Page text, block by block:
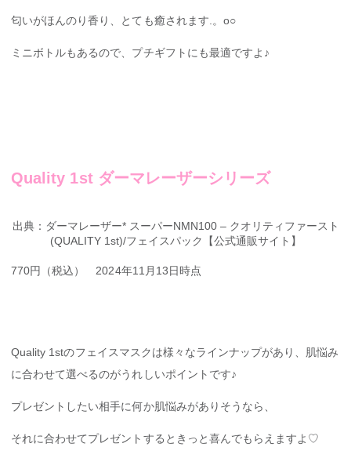
匂いがほんのり香り、とても癒されます.。o○
ミニボトルもあるので、プチギフトにも最適ですよ♪
Quality 1st ダーマレーザーシリーズ
出典：ダーマレーザー* スーパーNMN100 – クオリティファースト
(QUALITY 1st)/フェイスパック【公式通販サイト】
770円（税込） 2024年11月13日時点
Quality 1stのフェイスマスクは様々なラインナップがあり、肌悩み
に合わせて選べるのがうれしいポイントです♪
プレゼントしたい相手に何か肌悩みがありそうなら、
それに合わせてプレゼントするときっと喜んでもらえますよ♡